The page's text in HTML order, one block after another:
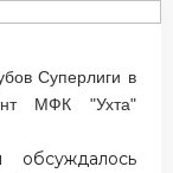
Суперлиги в
МФК "Ухта"